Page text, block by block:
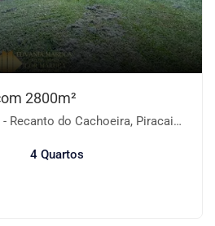
2800m²
do Cachoeira, Piracaia-SP
4 Quartos